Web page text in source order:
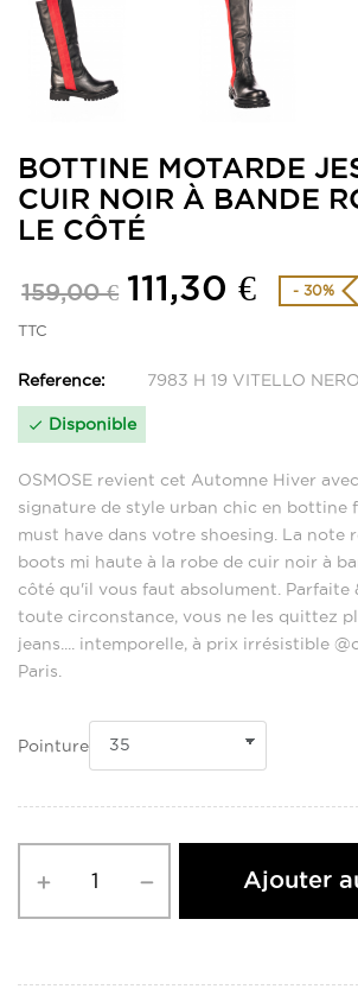
BOTTINE MOTARDE
CUIR NOIR À BANDE
LE CÔTÉ
159,00 € 111,30 € - 30%
TTC
Reference: 7983 H 19 VITELLO NERO
 Disponible
OSMOSE revient cet Automne Hiver
signature de style urban chic en bottine
must have dans votre shoesing. La note
boots mi haute à la robe de cuir noir à
côté qu'il vous faut absolument. Parfaite
toute circonstance, vous ne les quittez
jeans.... intemporelle, à prix irrésistible
Paris.
Pointure
Ajouter